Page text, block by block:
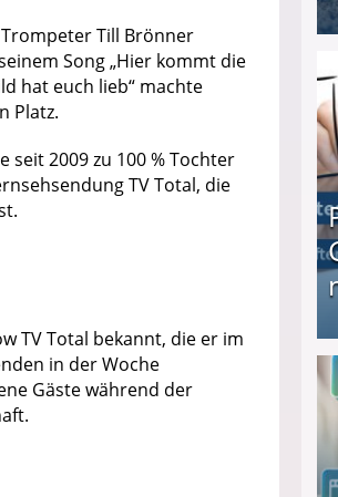
Till Brönner
Song „Hier kommt die
hat euch lieb“ machte
Platz.
seit 2009 zu 100 % Tochter
TV Total, die
TV Total bekannt, die er im
in der Woche
Gäste während der
Geld verdienen: 20 seriöse
werden und Geld verdienen ↻